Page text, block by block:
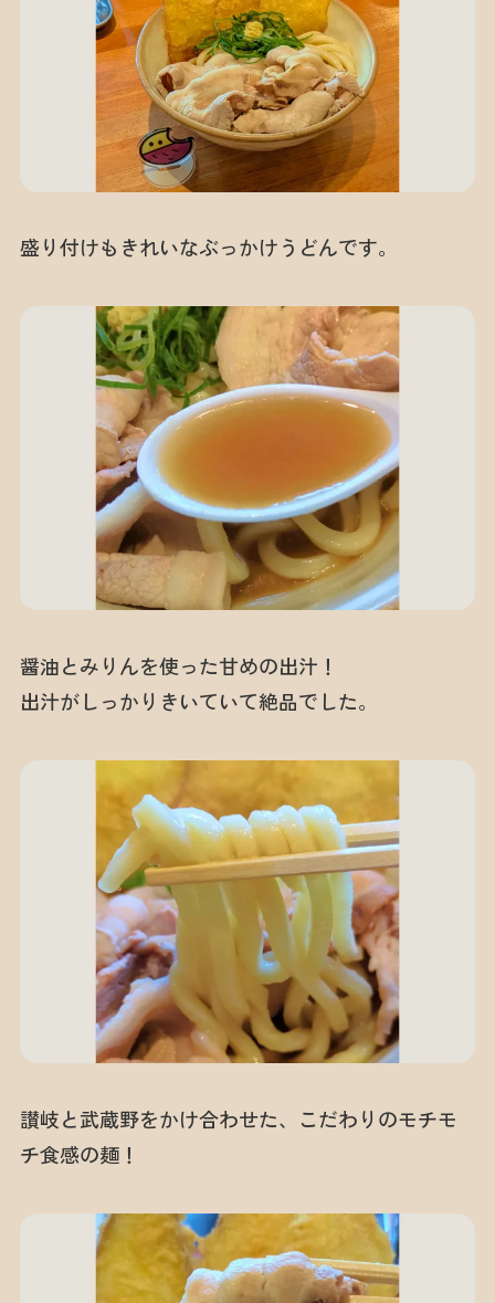
盛り付けもきれいなぶっかけうどんです。
醤油とみりんを使った甘めの出汁！
出汁がしっかりきいていて絶品でした。
讃岐と武蔵野をかけ合わせた、こだわりのモチモ
チ食感の麺！